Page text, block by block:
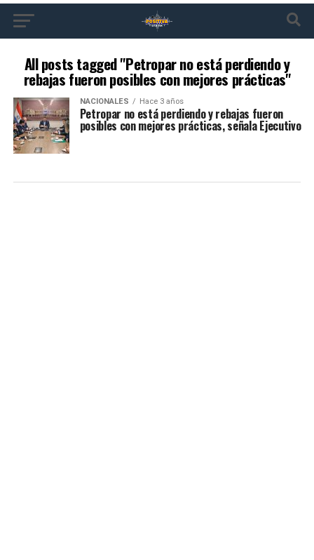
All posts tagged "Petropar no está perdiendo y
rebajas fueron posibles con mejores prácticas"
NACIONALES Hace 3 años
Petropar no está perdiendo y rebajas fueron
posibles con mejores prácticas, señala Ejecutivo